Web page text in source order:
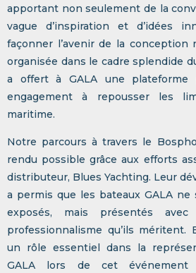
apportant non seulement de la
vague d’inspiration et d’idées
façonner l’avenir de la conception
organisée dans le cadre splendide
a offert à GALA une plateforme
engagement à repousser les
maritime.
Notre parcours à travers le
rendu possible grâce aux efforts
distributeur, Blues Yachting. Leur
a permis que les bateaux GALA
exposés, mais présentés
professionnalisme qu’ils méritent.
un rôle essentiel dans la
GALA lors de cet événement